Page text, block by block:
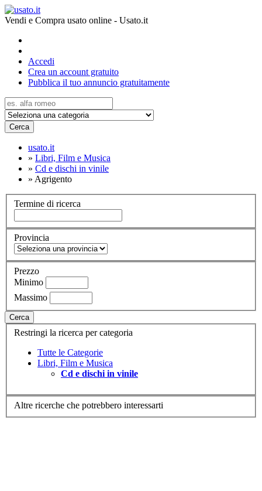
Vendi e Compra usato online - Usato.it
Accedi
Crea un account gratuito
Pubblica il tuo annuncio gratuitamente
Cerca
usato.it
» Libri, Film e Musica
» Cd e dischi in vinile
» Agrigento
Termine di ricerca
Provincia
Prezzo
Minimo
Massimo
Cerca
Restringi la ricerca per categoria
Tutte le Categorie
Libri, Film e Musica
Cd e dischi in vinile
Altre ricerche che potrebbero interessarti